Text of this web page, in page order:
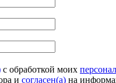
c обработкой моих
и согласен(а) на